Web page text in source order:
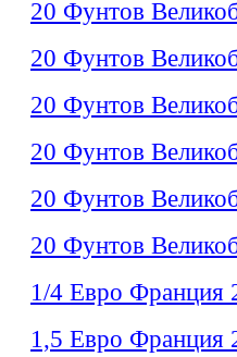
20 Фунтов
20 Фунтов
20 Фунтов
20 Фунтов
20 Фунтов
20 Фунтов
1/4 Евро Франция
1,5 Евро Франция